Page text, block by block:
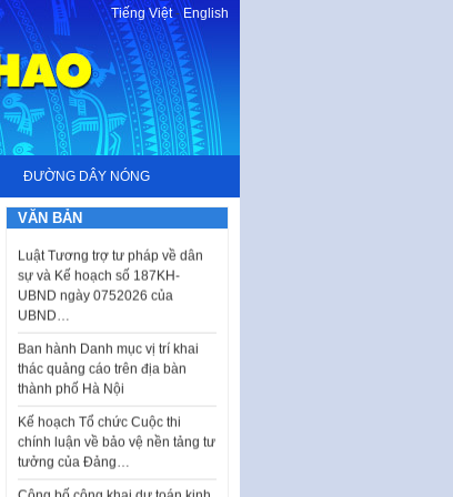
Tiếng Việt-English
ĐƯỜNG DÂY NÓNG
VĂN BẢN
I. CHỈ TIÊU VÀ VỊ TRÍ VIỆC LÀM
ĐỒNG Tổng số chỉ…
sự và Kế hoạch số 187KH-
UBND ngày 0752026 của
UBND…
thác quảng cáo trên địa bàn
thành phố Hà Nội
chính luận về bảo vệ nền tảng tư
tưởng của Đảng…